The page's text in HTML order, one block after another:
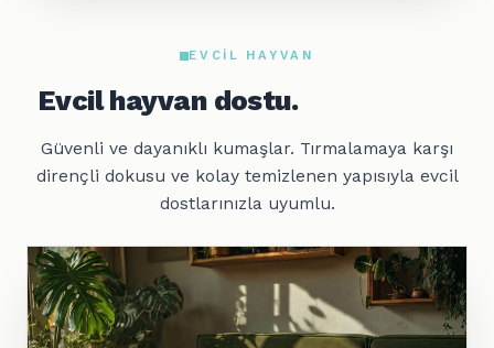
EVCIL HAYVAN
Evcil hayvan dostu.
Güvenli ve dayanıklı kumaşlar. Tırmalamaya karşı
dirençli dokusu ve kolay temizlenen yapısıyla evcil
dostlarınızla uyumlu.